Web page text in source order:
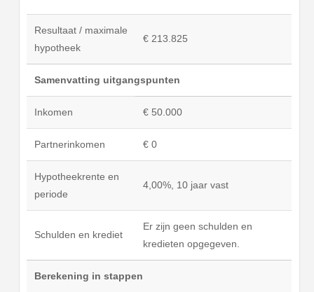
Resultaat / maximale
hypotheek
€ 213.825
Samenvatting uitgangspunten
Inkomen € 50.000
Partnerinkomen € 0
Hypotheekrente en
periode
4,00%, 10 jaar vast
Schulden en krediet
Er zijn geen schulden en
kredieten opgegeven.
Berekening in stappen